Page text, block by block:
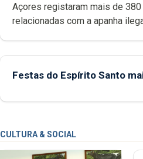
Açores registaram mais de 380
relacionadas com a apanha ilegal de
Festas do Espírito Santo
CULTURA & SOCIAL